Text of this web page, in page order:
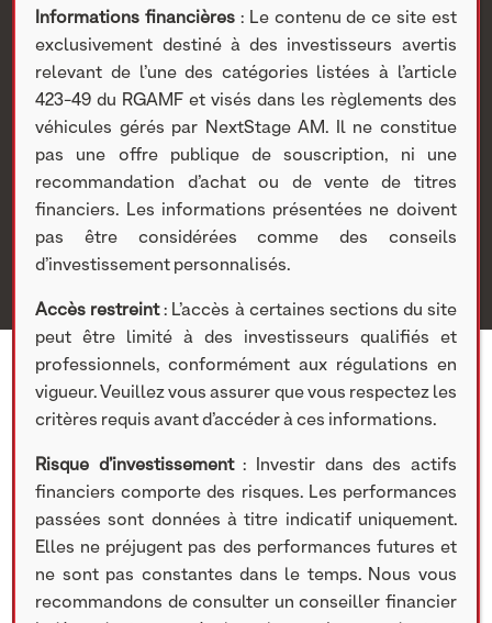
participation dans
Réflectiv
Nextstage AM >Actualités Nextstage AM >Nos
participations>Investissements non cotés> Actualités
[CESSION] NextStage AM cède sa participation dans
Réflectiv
Informations financières : Le contenu de ce site est
exclusivement destiné à des investisseurs avertis
relevant de l’une des catégories listées à l’article
423-49 du RGAMF et visés dans les règlements des
véhicules gérés par NextStage AM. Il ne constitue
pas une offre publique de souscription, ni une
recommandation d’achat ou de vente de titres
financiers. Les informations présentées ne doivent
pas être considérées comme des conseils
d’investissement personnalisés.
Accès restreint: L’accès à certaines sections du site
peut être limité à des investisseurs qualifiés et
professionnels, conformément aux régulations en
vigueur. Veuillez vous assurer que vous respectez les
critères requis avant d’accéder à ces informations.
Risque d’investissement: Investir dans des actifs
financiers comporte des risques. Les performances
passées sont données à titre indicatif uniquement.
Elles ne préjugent pas des performances futures et
ne sont pas constantes dans le temps. Nous vous
recommandons de consulter un conseiller financier